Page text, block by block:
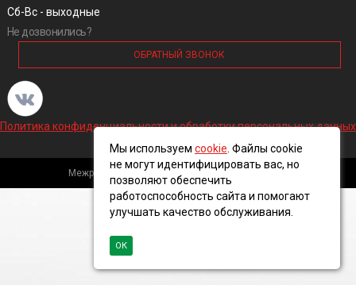
Сб-Вс - выходные
Не дозвонились?
ОБРАТНЫЙ ЗВОНОК
Политика конфиденциальности и обработки персональных данных
Межрегиональная кабельная компания, 2016 ©
Мы используем cookie . Файлы cookie
не могут идентифицировать вас, но
позволяют обеспечить
работоспособность сайта и помогают
улучшать качество обслуживания.
ОК